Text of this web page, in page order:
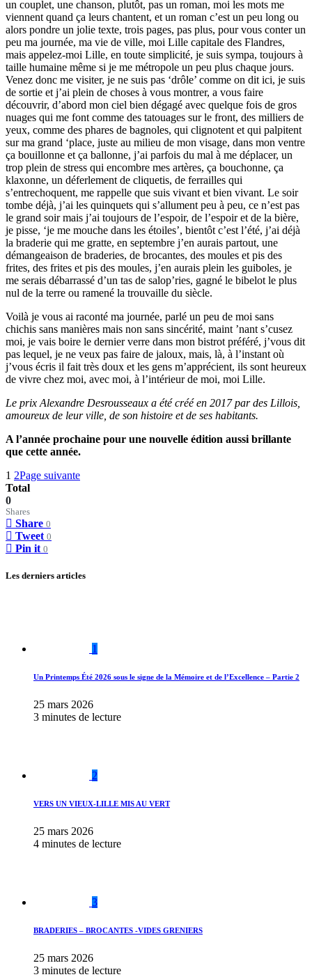
un couplet, une chanson, plutôt, pas un roman, moi les mots me
viennent quand ça leurs chantent, et un roman c’est un peu long ou
alors pondre un jolie texte, trois pages, pas plus, pour vous conter un
peu ma journée, ma vie de ville, moi Lille capitale des Flandres,
mais appelez-moi Lille, en toute simplicité, je suis sympa, toujours à
taille humaine même si je me métropole un peu plus chaque jours.
Venez donc me visiter, je ne suis pas ‘drôle’ comme on dit ici, je suis
de sortie et j’ai plein de choses à vous montrer, a vous faire
découvrir, d’abord mon ciel bien dégagé avec quelque fois de gros
nuages qui me font comme des tatouages sur le front, des milliers de
yeux, comme des phares de bagnoles, qui clignotent et qui palpitent
sur ma grand ‘place, juste au milieu de mon visage, dans mon ventre
ça bouillonne et ça ballonne, j’ai parfois du mal à me déplacer, un
trop plein de stress qui encombre mes artères, ça bouchonne, ça
klaxonne, un déferlement de cliquetis, de ferrailles qui
s’entrechoquent, me rappelle que suis vivant et bien vivant. Le soir
tombe déjà, j’ai les quinquets qui s’allument peu à peu, ce n’est pas
le grand soir mais j’ai toujours de l’espoir, de l’espoir et de la bière,
je pisse, ‘je me mouche dans les étoiles’, bientôt c’est l’été, j’ai déjà
la braderie qui me gratte, en septembre j’en aurais partout, une
démangeaison de braderies, de brocantes, des moules et pis des
frites, des frites et pis des moules, j’en aurais plein les guiboles, je
me serais débarrassé d’un tas de salop’ries, gagné le bibelot le plus
nul de la terre ou ramené la trouvaille du siècle.
Voilà je vous ai raconté ma journée, parlé un peu de moi sans
chichis sans manières mais non sans sincérité, maint ’nant s’cusez
moi, je vais boire le dernier verre dans mon bistrot préféré, j’vous dit
pas lequel, je ne veux pas faire de jaloux, mais, là, à l’instant où
j’vous écris il fait très doux et les gens m’apprécient, ils sont heureux
de vivre chez moi, avec moi, à l’intérieur de moi, moi Lille.
Le prix Alexandre Desrousseaux a été créé en 2017 par des Lillois,
amoureux de leur ville, de son histoire et de ses habitants.
A l’année prochaine pour une nouvelle édition aussi brillante
que cette année.
1 2Page suivante
Total
0
Shares
Share 0
Tweet 0
Pin it 0
Les derniers articles
1
Un Printemps Été 2026 sous le signe de la Mémoire et de l’Excellence – Partie 2
25 mars 2026
3 minutes de lecture
2
VERS UN VIEUX-LILLE MIS AU VERT
25 mars 2026
4 minutes de lecture
3
BRADERIES – BROCANTES -VIDES GRENIERS
25 mars 2026
3 minutes de lecture